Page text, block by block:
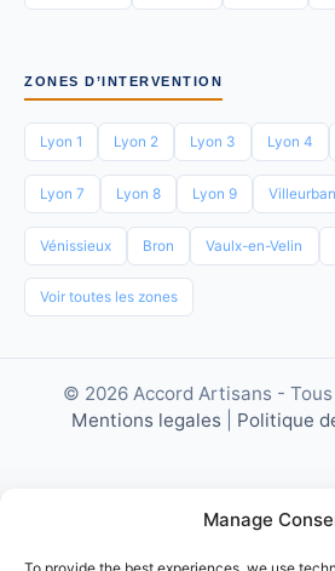
Manage
ZONES D’INTERVENTION
Lyon 1 Lyon 2 Lyon 3 Lyon 4
Lyon 7 Lyon 8 Lyon 9
Vénissieux Bron Vaulx-en-Velin
Voir toutes les zones
© 2026 Accord Artisans - Tous
Mentions legales
Politique